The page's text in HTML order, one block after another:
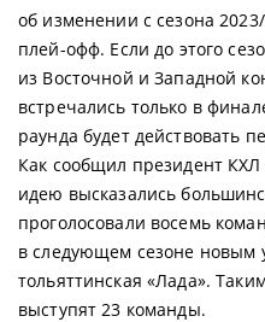
об изменении с сезона
плей-офф. Если до этого
из Восточной и Западной
встречались только в
раунда будет действовать
Как сообщил президент КХЛ
идею высказались
проголосовали восемь
в следующем сезоне новым
тольяттинская «Лада».
выступят 23 команды.